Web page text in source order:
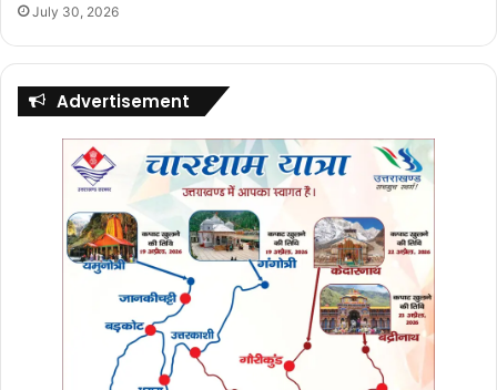
July 30, 2026
Advertisement